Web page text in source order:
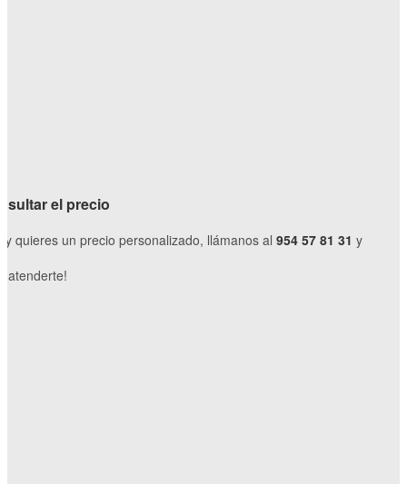
el precio
y quieres un precio personalizado, llámanos al 954 57 81 31 y
atenderte!